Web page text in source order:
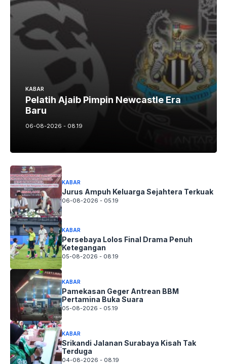
KABAR
Pelatih Ajaib Pimpin Newcastle Era
Baru
06-08-2026 - 08.19
KABAR
Jurus Ampuh Keluarga Sejahtera Terkuak
06-08-2026 - 05.19
KABAR
Persebaya Lolos Final Drama Penuh
Ketegangan
05-08-2026 - 08.19
KABAR
Pamekasan Geger Antrean BBM
Pertamina Buka Suara
05-08-2026 - 05.19
KABAR
Srikandi Jalanan Surabaya Kisah Tak
Terduga
04-08-2026 - 08.19